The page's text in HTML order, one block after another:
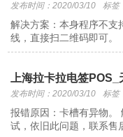
发布时间：2020/03/10 标签
解决方案：本身程序不支
线，直接扫二维码即可。
上海拉卡拉电签
发布时间：2020/03/10 标签
报错原因：卡槽有异物。
试，依旧此问题，联系售